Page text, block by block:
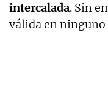
intercalada. Sin
válida en ninguno